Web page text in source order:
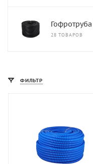
28 ТОВАРОВ
ФИЛЬТР